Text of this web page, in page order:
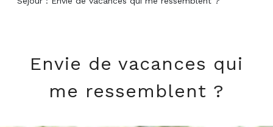
Envie de vacances qui
me ressemblent ?